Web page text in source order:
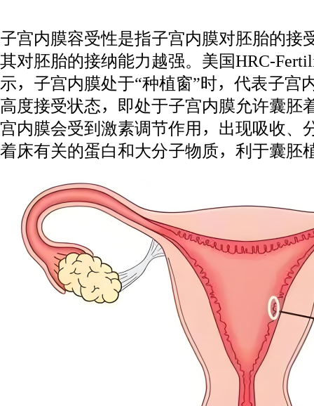
子宫内膜容受性是指子宫内膜对胚胎的接
其对胚胎的接纳能力越强。美国HRC-
示，子宫内膜处于“种植窗”时，代表子宫
高度接受状态，即处于子宫内膜允许囊胚
宫内膜会受到激素调节作用，出现吸收、
着床有关的蛋白和大分子物质，利于囊胚